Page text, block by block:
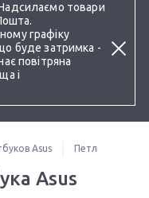
товари
графіку
буде затримка -
повітряна
і
Asus Петли для
Asus